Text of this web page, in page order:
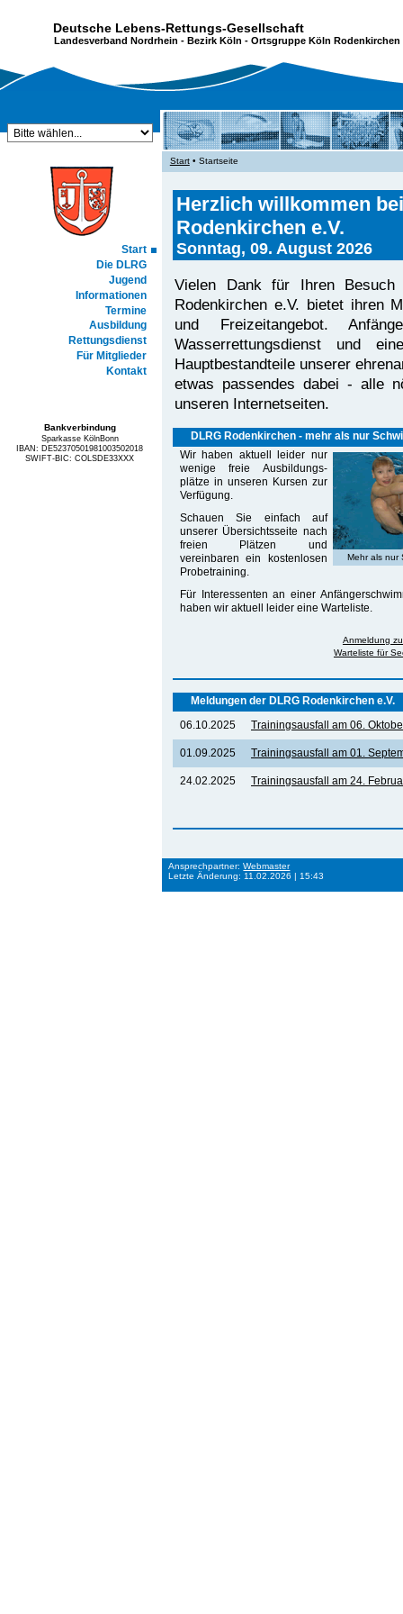
Deutsche Lebens-Rettungs-Gesellschaft
Landesverband Nordrhein - Bezirk Köln - Ortsgruppe Köln Rodenkirchen
Start
Die DLRG
Jugend
Informationen
Termine
Ausbildung
Rettungsdienst
Für Mitglieder
Kontakt
Bankverbindung
Sparkasse KölnBonn
IBAN: DE52370501981003502018
SWIFT-BIC: COLSDE33XXX
Start• Startseite
Herzlich willkommen
Rodenkirchen e.V.
Sonntag, 09. August 2026
Vielen Dank für Ihren Besuch
Rodenkirchen e.V. bietet ihren
und Freizeitangebot.
Wasserrettungsdienst und
Hauptbestandteile unserer
etwas passendes dabei - alle
unseren Internetseiten.
DLRG Rodenkirchen - mehr als nur
Mehr als nur
Wir haben aktuell leider nur
wenige freie Ausbildungs­
plätze in unseren Kursen zur
Verfügung.
Schauen Sie einfach auf
unserer Übersichtsseite nach
freien Plätzen und
vereinbaren ein kostenlosen
Probetraining.
Für Interessenten an einer
haben wir aktuell leider eine Warteliste.
Anmeldung
Warteliste für
Meldungen der DLRG Rodenkirchen e.V.
06.10.2025
Trainingsausfall am 06.
01.09.2025 Trainingsausfall am 01.
24.02.2025 Trainingsausfall am 24.
Ansprechpartner:Webmaster
Letzte Änderung: 11.02.2026 | 15:43